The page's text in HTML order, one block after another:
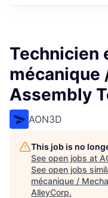
Technicien
mécanique
Assembly
AON3D
This job is no
See open jobs at
See open jobs
mécanique /
AlleyCorp.